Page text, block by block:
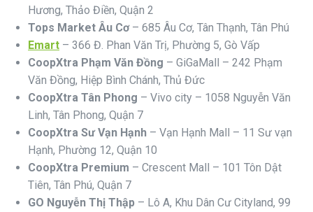
Hương, Thảo Điền, Quận 2
Tops Market Âu Cơ– 685 Âu Cơ, Tân Thạnh, Tân Phú
Emart – 366 Đ. Phan Văn Trị, Phường 5, Gò Vấp
CoopXtra Phạm Văn Đồng – GiGaMall – 242 Phạm
Văn Đồng, Hiệp Bình Chánh, Thủ Đức
CoopXtra Tân Phong – Vivo city – 1058 Nguyễn Văn
Linh, Tân Phong, Quận 7
CoopXtra Sư Vạn Hạnh – Vạn Hạnh Mall – 11 Sư vạn
Hạnh, Phường 12, Quận 10
CoopXtra Premium – Crescent Mall – 101 Tôn Dật
Tiên, Tân Phú, Quận 7
GO Nguyễn Thị Thập – Lô A, Khu Dân Cư Cityland, 99